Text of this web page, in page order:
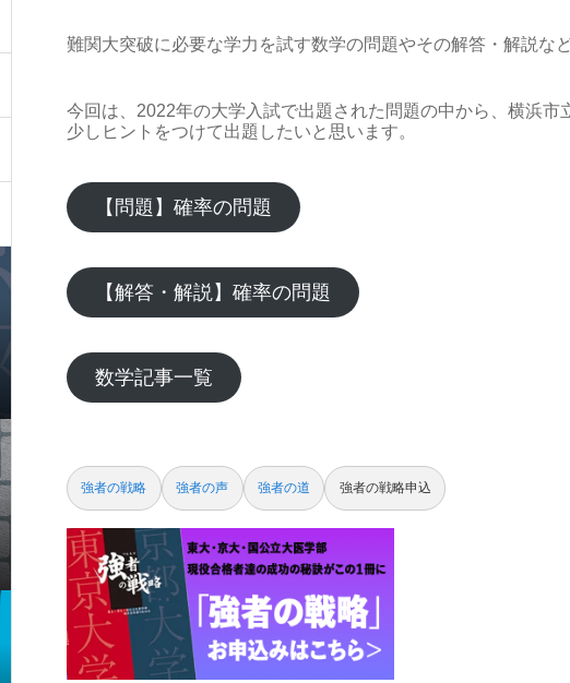
難関大突破に必要な学力を試す数学の問題やその解答・解説な
今回は、2022年の大学入試で出題された問題の中から、横浜
少しヒントをつけて出題したいと思います。
【問題】確率の問題
【解答・解説】確率の問題
数学記事一覧
強者の戦略 強者の声 強者の道 強者の戦略申込